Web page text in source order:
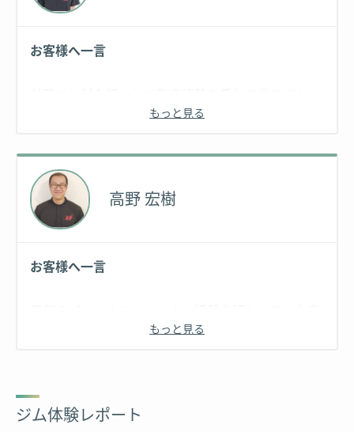
い…
そんな方こそ一度ご相談ください！必ず目標達成の
スペシャリスト、
シニアフィットネストレーナー
お客様へ一言
たり、シェイプアップであったり根本的な治療をし
たいと思うようになり、パーソナルトレーナーに転
身致しました。
解剖学に乗っ取った、より効率的なトレーニングを
す！！
もっと見る
高野 宏樹
お客様へ一言
様の隠れたニーズを最大限に引き出していきます。
す。
筋トレだけではなく、ストレッチ、ラジオ波などあ
もっと見る
ジム体験レポート